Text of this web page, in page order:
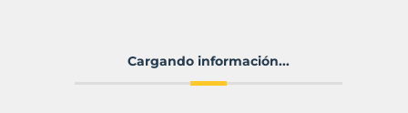
Cargando información...